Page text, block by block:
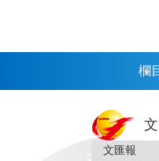
欄
文匯報